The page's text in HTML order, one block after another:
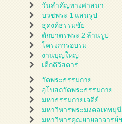
วันสำคัญทางศาสนา
บวชพระ 1 แสนรูป
ธุดงค์ธรรมชัย
ตักบาตรพระ 2 ล้านรูป
โครงการอบรม
งานบุญใหญ่
เด็กดีวีสตาร์
วัดพระธรรมกาย
อุโบสถวัดพระธรรมกาย
มหาธรรมกายเจดีย์
มหาวิหารพระมงคลเทพมุนี
มหาวิหารคุณยายอาจารย์ฯ